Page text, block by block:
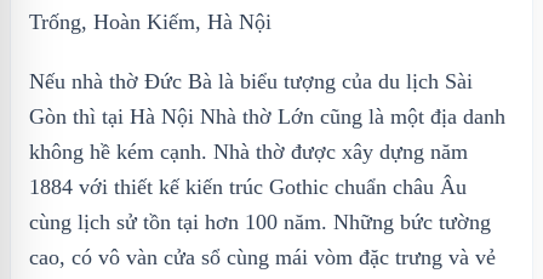
Trống, Hoàn Kiếm, Hà Nội
Nếu nhà thờ Đức Bà là biểu tượng của du lịch Sài
Gòn thì tại Hà Nội Nhà thờ Lớn cũng là một địa danh
không hề kém cạnh. Nhà thờ được xây dựng năm
1884 với thiết kế kiến trúc Gothic chuẩn châu Âu
cùng lịch sử tồn tại hơn 100 năm. Những bức tường
cao, có vô vàn cửa sổ cùng mái vòm đặc trưng và vẻ